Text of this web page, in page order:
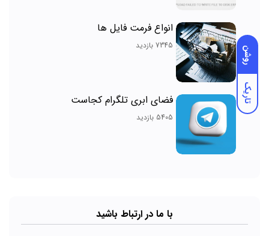
روشن
تاریک
انواع فرمت فایل ها
7345 بازدید
فضای ابری تلگرام کجاست
5405 بازدید
با ما در ارتباط باشید